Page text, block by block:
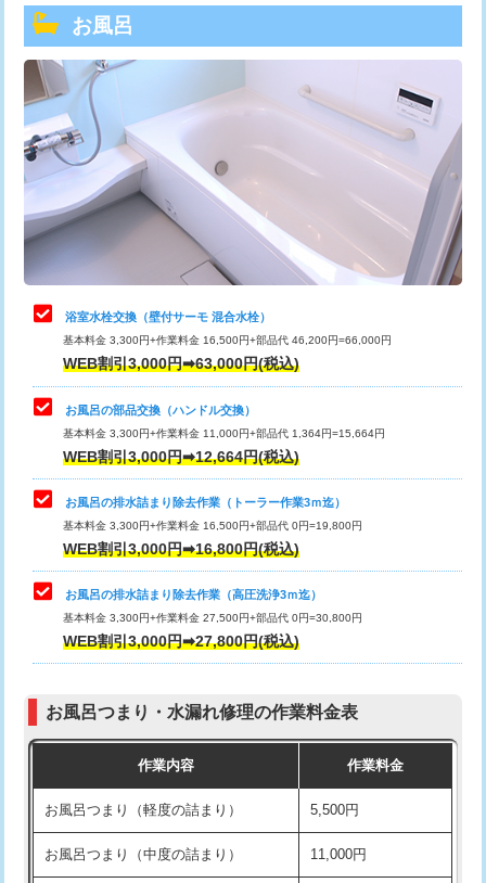
トーラー機使用/3mまで
追加トーラー機使用/3m超え
カメラ調査 33,000円
桝清掃 8,800円
止水・漏水調査・防水処理・清掃・修
理・調整・分解・加工など（軽作業）
止水・漏水調査・防水処理・清掃・修
理・調整・分解・加工など（中作業）
22,000円
止水・漏水調査・防水処理・清掃・修
理・調整・分解・加工など（重作業）
33,000円
トイレタンク脱着
トイレ便器脱着
タンクレストイレ脱着 33,000円
小便器トイレ脱着
その他部品の脱着 8,800円～
交換・取付（タンク）
交換・取付（普通便座） 11,000円+材料費
交換・取付（温水洗浄便座） 16,500円+材料費
交換・取付(単水栓（壁付・デッキ
式）)
13,200円+材料費
交換・取付(混合水栓（壁付・デッキ
16,500円+材料費
お風呂
浴室水栓交換（壁付サーモ 混合水栓）
基本料金 3,300円+作業料金 16,500円+部品代 46,200円=66,000円
WEB割引3,000円➡63,000円(税込)
お風呂の部品交換（ハンドル交換）
基本料金 3,300円+作業料金 11,000円+部品代 1,364円=15,664円
WEB割引3,000円➡12,664円(税込)
お風呂の排水詰まり除去作業（トーラー作業3ｍ迄）
基本料金 3,300円+作業料金 16,500円+部品代 0円=19,800円
WEB割引3,000円➡16,800円(税込)
お風呂の排水詰まり除去作業（高圧洗浄3ｍ迄）
基本料金 3,300円+作業料金 27,500円+部品代 0円=30,800円
WEB割引3,000円➡27,800円(税込)
お風呂つまり・水漏れ修理の作業料金表
作業内容 作業料金
お風呂つまり（軽度の詰まり） 5,500円
お風呂つまり（中度の詰まり） 11,000円